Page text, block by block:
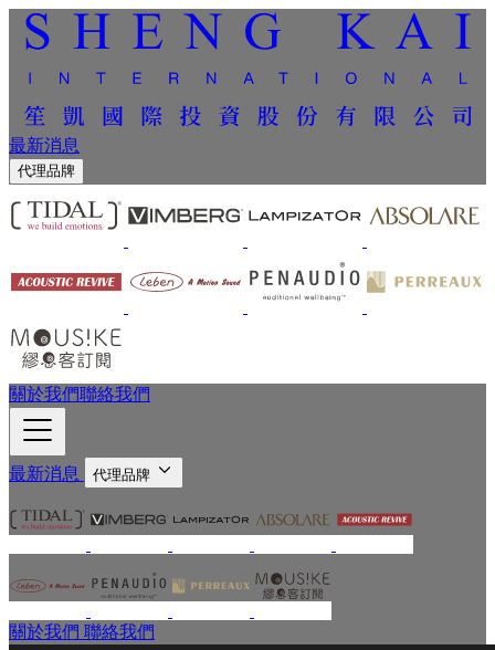
最新消息
代理品牌
關於我們聯絡我們
最新消息 代理品牌
關於我們 聯絡我們